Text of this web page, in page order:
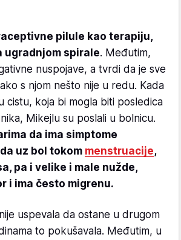
pilule kao terapiju,
ugradnjom spirale. Međutim,
nuspojave, a tvrdi da je sve
s njom nešto nije u redu. Kada
cistu, koja bi mogla biti posledica
Mikejlu su poslali u bolnicu.
da ima simptome
da uz bol tokom menstruacije,
pa i velike i male nužde,
i ima često migrenu.
uspevala da ostane u drugom
to pokušavala. Međutim, u